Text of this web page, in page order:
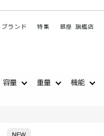
ブランド 特集 銀座 旗艦店
容量 重量 機能